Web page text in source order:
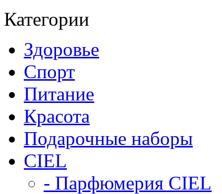
Категории
Здоровье
Спорт
Питание
Красота
Подарочные наборы
CIEL
- Парфюмерия CIEL